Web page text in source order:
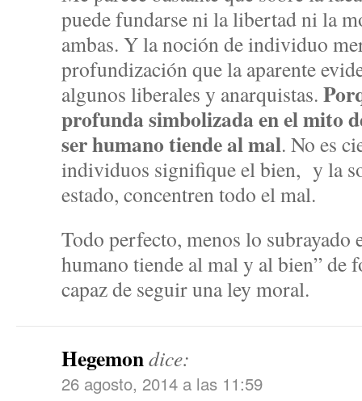
puede fundarse ni la libertad ni la
ambas. Y la noción de individuo
profundización que la aparente
algunos liberales y anarquistas.
profunda simbolizada en el mito
ser humano tiende al mal. No es
individuos signifique el bien, y la
estado, concentren todo el mal.
Todo perfecto, menos lo subrayado
humano tiende al mal y al bien” de
capaz de seguir una ley moral.
Hegemondice:
26 agosto, 2014 a las 11:59